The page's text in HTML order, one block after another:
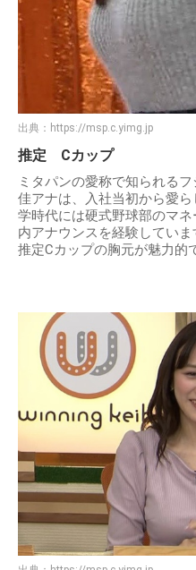
出典： https://msp.c.yimg.jp
推定 Cカップ
ミタパンの愛称で知られる
佳アナは、入社当初から愛
学時代には硬式野球部のマ
内アナウンスを経験してい
推定Cカップの胸元が魅力的